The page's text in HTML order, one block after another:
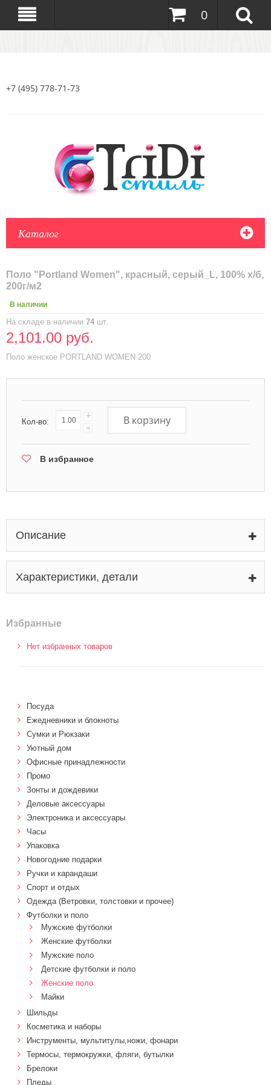
0
+7 (495) 778-71-73
Каталог
Поло "Portland Women", красный, серый_L, 100% х/б,
200г/м2
В наличии
На складе в наличии 74 шт.
2,101.00 руб.
Поло женское PORTLAND WOMEN 200
Кол-во: +
- В корзину
В избранное
Описание
Характеристики, детали
Избранные
Нет избранных товаров
Посуда
Ежедневники и блокноты
Сумки и Рюкзаки
Уютный дом
Офисные принадлежности
Промо
Зонты и дождевики
Деловые аксессуары
Электроника и аксессуары
Часы
Упаковка
Новогодние подарки
Ручки и карандаши
Спорт и отдых
Одежда (Ветровки, толстовки и прочее)
Футболки и поло
Мужские футболки
Женские футболки
Мужские поло
Детские футболки и поло
Женские поло
Майки
Шильды
Косметика и наборы
Инструменты, мультитулы,ножи, фонари
Термосы, термокружки, фляги, бутылки
Брелоки
Пледы